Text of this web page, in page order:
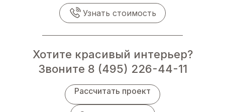
Узнать стоимость
Хотите красивый интерьер?
Звоните 8 (495) 226-44-11
Рассчитать проект